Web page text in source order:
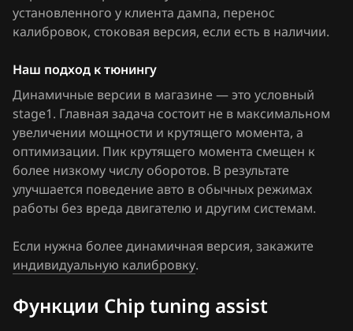
FAW
Ford
Forthing
Foton
GAC
Geely
GMC
Great Wall
Sagem S3000
Siemens Simtec 56.x
Siemens Simtec 71.1
Siemens Simtec 71.5
Siemens Simtec 71.6
Siemens Simtec 75.x
TB_FAHF_D04004_AC100004
TB_FCCY_D04004_AC130004
TB_FDJH_D04004_Z16XEP_AC140002
TB_FHRP_D04004_ac150001
установленного у клиента дампа, перенос
калибровок, стоковая версия, если есть в наличии.
Наш подход к тюнингу
Динамичные версии в магазине — это условный
stage1. Главная задача состоит не в максимальном
увеличении мощности и крутящего момента, а
оптимизации. Пик крутящего момента смещен к
более низкому числу оборотов. В результате
улучшается поведение авто в обычных режимах
работы без вреда двигателю и другим системам.
Если нужна более динамичная версия, закажите
индивидуальную калибровку.
Функции Chip tuning assist